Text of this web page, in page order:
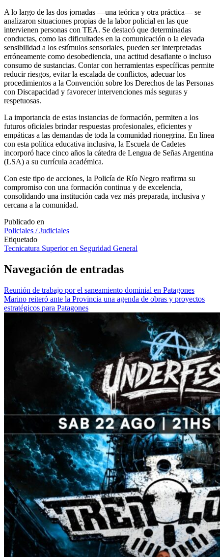
A lo largo de las dos jornadas —una teórica y otra práctica— se
analizaron situaciones propias de la labor policial en las que
intervienen personas con TEA. Se destacó que determinadas
conductas, como las dificultades en la comunicación o la elevada
sensibilidad a los estímulos sensoriales, pueden ser interpretadas
erróneamente como desobediencia, una actitud desafiante o incluso
consumo de sustancias. Contar con herramientas específicas permite
reducir riesgos, evitar la escalada de conflictos, adecuar los
procedimientos a la Convención sobre los Derechos de las Personas
con Discapacidad y favorecer intervenciones más seguras y
respetuosas.
La importancia de estas instancias de formación, permiten a los
futuros oficiales brindar respuestas profesionales, eficientes y
empáticas a las demandas de toda la comunidad rionegrina. En línea
con esta política educativa inclusiva, la Escuela de Cadetes
incorporó hace cinco años la cátedra de Lengua de Señas Argentina
(LSA) a su currícula académica.
Con este tipo de acciones, la Policía de Río Negro reafirma su
compromiso con una formación continua y de excelencia,
consolidando una institución cada vez más preparada, inclusiva y
cercana a la comunidad.
Publicado en
Policiales / Judiciales
Etiquetado
Tecnicatura Superior en Seguridad General
Navegación de entradas
Reunión de trabajo por el saneamiento dominial en Patagones
Marino reiteró ante la Provincia una agenda de obras y proyectos
estratégicos para Patagones